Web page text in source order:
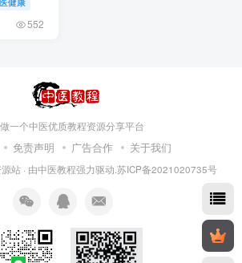
552
一个中医优质教程资源分享平台
免责声明 广告合作 关于我们
源站· 由中医教程强力驱动.苏ICP备2021020735号